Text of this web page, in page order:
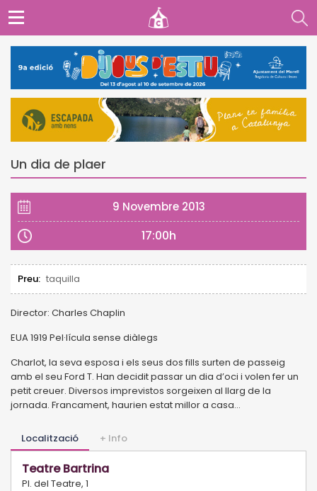
Un dia de plaer
9 Novembre 2013
17:00h
Preu: taquilla
Director: Charles Chaplin
EUA 1919 Pel·lícula sense diàlegs
Charlot, la seva esposa i els seus dos fills surten de passeig
amb el seu Ford T. Han decidit passar un dia d’oci i volen fer un
petit creuer. Diversos imprevistos sorgeixen al llarg de la
jornada. Francament, haurien estat millor a casa...
Localització + Info
Teatre Bartrina
Pl. del Teatre, 1